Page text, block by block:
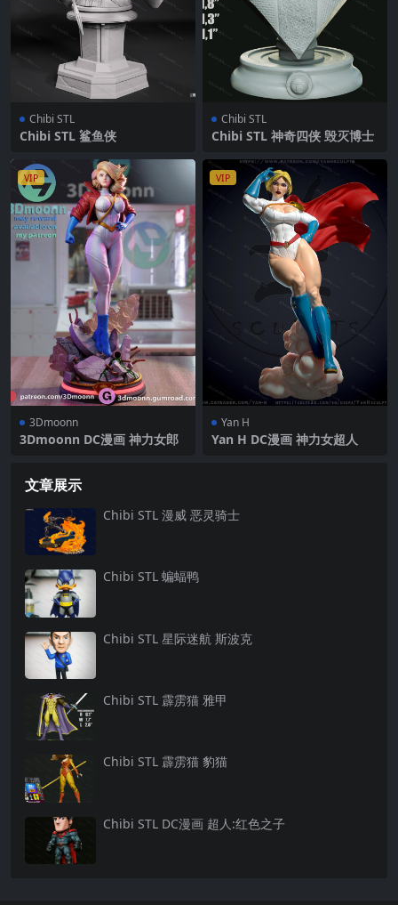
Chibi STL
Chibi STL 鲨鱼侠
Chibi STL
Chibi STL 神奇四侠 毁灭博士
VIP
3Dmoonn
3Dmoonn DC漫画 神力女郎
VIP
Yan H
Yan H DC漫画 神力女超人
文章展示
Chibi STL 漫威 恶灵骑士
Chibi STL 蝙蝠鸭
Chibi STL 星际迷航 斯波克
Chibi STL 霹雳猫 雅甲
Chibi STL 霹雳猫 豹猫
Chibi STL DC漫画 超人:红色之子